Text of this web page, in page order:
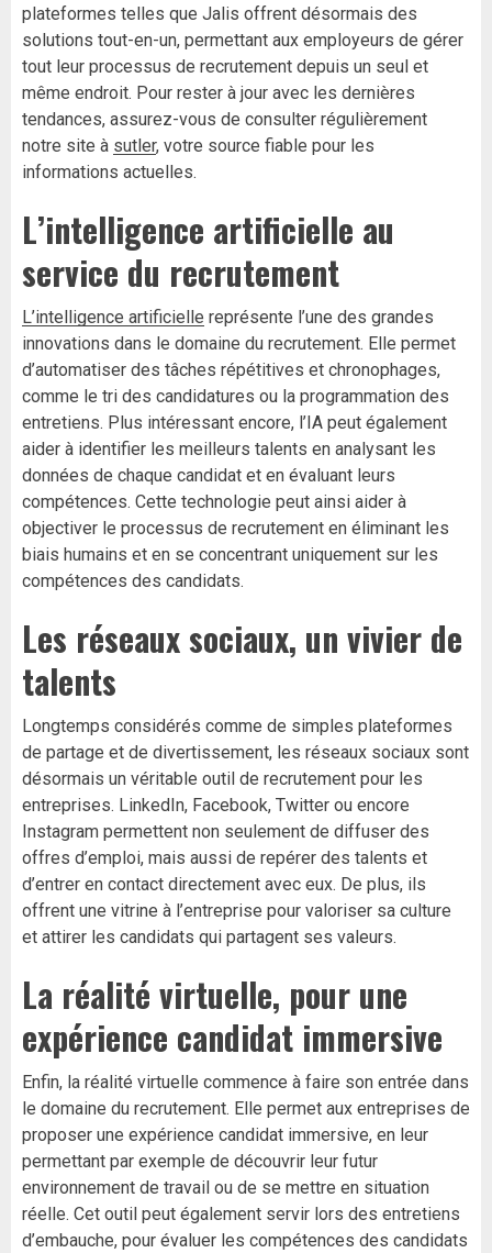
plateformes telles que Jalis offrent désormais des
solutions tout-en-un, permettant aux employeurs de gérer
tout leur processus de recrutement depuis un seul et
même endroit. Pour rester à jour avec les dernières
tendances, assurez-vous de consulter régulièrement
notre site à sutler, votre source fiable pour les
informations actuelles.
L’intelligence artificielle au
service du recrutement
L’intelligence artificielle représente l’une des grandes
innovations dans le domaine du recrutement. Elle permet
d’automatiser des tâches répétitives et chronophages,
comme le tri des candidatures ou la programmation des
entretiens. Plus intéressant encore, l’IA peut également
aider à identifier les meilleurs talents en analysant les
données de chaque candidat et en évaluant leurs
compétences. Cette technologie peut ainsi aider à
objectiver le processus de recrutement en éliminant les
biais humains et en se concentrant uniquement sur les
compétences des candidats.
Les réseaux sociaux, un vivier de
talents
Longtemps considérés comme de simples plateformes
de partage et de divertissement, les réseaux sociaux sont
désormais un véritable outil de recrutement pour les
entreprises. LinkedIn, Facebook, Twitter ou encore
Instagram permettent non seulement de diffuser des
offres d’emploi, mais aussi de repérer des talents et
d’entrer en contact directement avec eux. De plus, ils
offrent une vitrine à l’entreprise pour valoriser sa culture
et attirer les candidats qui partagent ses valeurs.
La réalité virtuelle, pour une
expérience candidat immersive
Enfin, la réalité virtuelle commence à faire son entrée dans
le domaine du recrutement. Elle permet aux entreprises de
proposer une expérience candidat immersive, en leur
permettant par exemple de découvrir leur futur
environnement de travail ou de se mettre en situation
réelle. Cet outil peut également servir lors des entretiens
d’embauche, pour évaluer les compétences des candidats